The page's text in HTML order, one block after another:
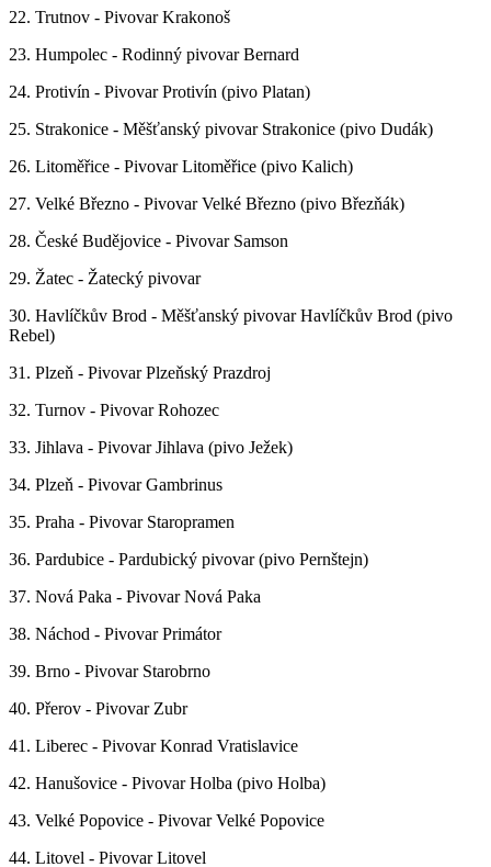
22. Trutnov - Pivovar Krakonoš
23. Humpolec - Rodinný pivovar Bernard
24. Protivín - Pivovar Protivín (pivo Platan)
25. Strakonice - Měšťanský pivovar Strakonice (pivo Dudák)
26. Litoměřice - Pivovar Litoměřice (pivo Kalich)
27. Velké Březno - Pivovar Velké Březno (pivo Březňák)
28. České Budějovice - Pivovar Samson
29. Žatec - Žatecký pivovar
30. Havlíčkův Brod - Měšťanský pivovar Havlíčkův Brod (pivo
Rebel)
31. Plzeň - Pivovar Plzeňský Prazdroj
32. Turnov - Pivovar Rohozec
33. Jihlava - Pivovar Jihlava (pivo Ježek)
34. Plzeň - Pivovar Gambrinus
35. Praha - Pivovar Staropramen
36. Pardubice - Pardubický pivovar (pivo Pernštejn)
37. Nová Paka - Pivovar Nová Paka
38. Náchod - Pivovar Primátor
39. Brno - Pivovar Starobrno
40. Přerov - Pivovar Zubr
41. Liberec - Pivovar Konrad Vratislavice
42. Hanušovice - Pivovar Holba (pivo Holba)
43. Velké Popovice - Pivovar Velké Popovice
44. Litovel - Pivovar Litovel